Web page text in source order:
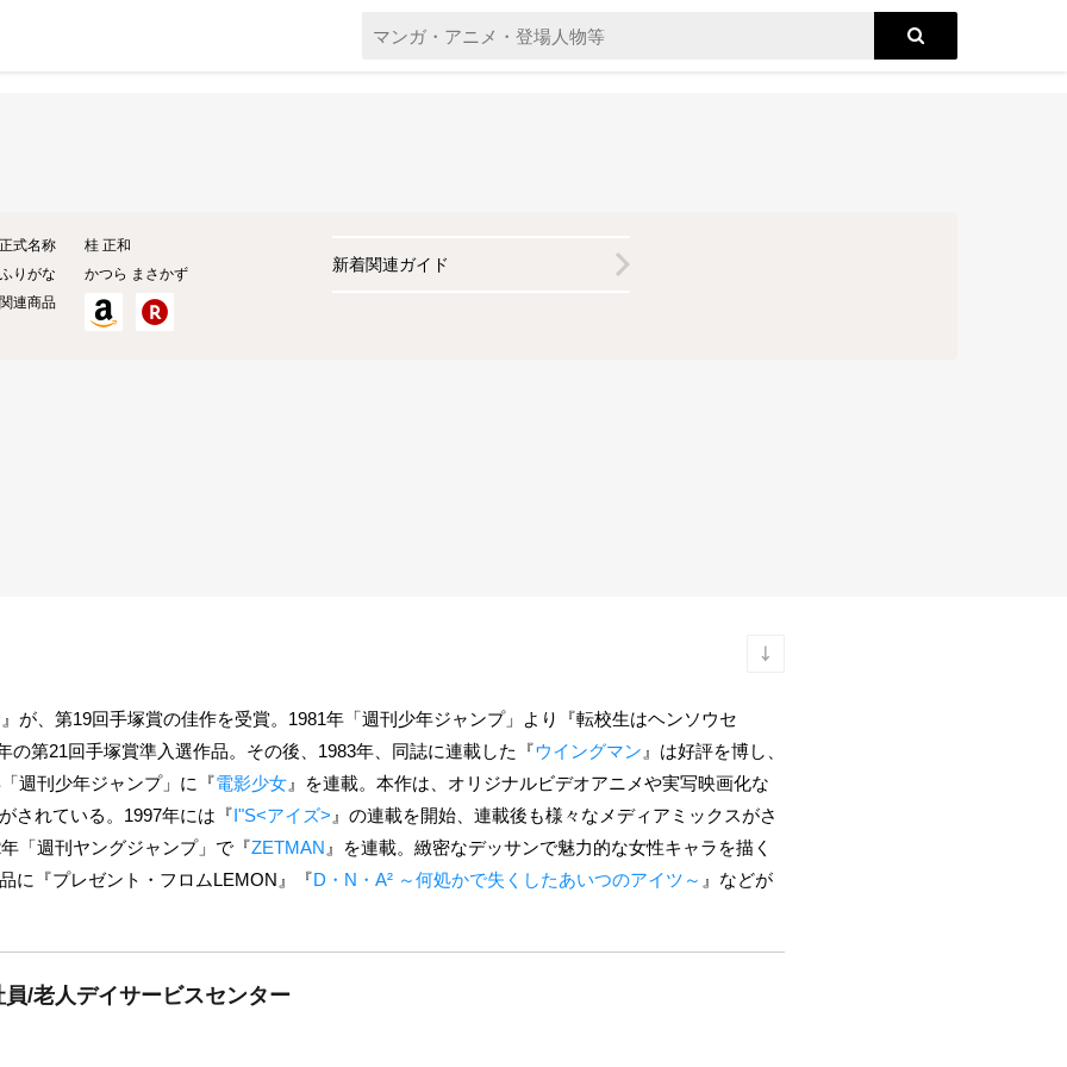
正式名称
桂 正和
ふりがな
かつら まさかず
関連商品
新着関連ガイド
が、第19回手塚賞の佳作を受賞。1981年「週刊少年ジャンプ」より『転校生はヘンソウセ
の第21回手塚賞準入選作品。その後、1983年、同誌に連載した『ウイングマン 』は好評を博し、
週刊少年ジャンプ」に『電影少女 』を連載。本作は、オリジナルビデオアニメや実写映画化な
されている。1997年には『I"S<アイズ> 』の連載を開始、連載後も様々なメディアミックスがさ
「週刊ヤングジャンプ」で『ZETMAN 』を連載。緻密なデッサンで魅力的な女性キャラを描く
に『プレゼント・フロムLEMON 』『D・N・A² ～何処かで失くしたあいつのアイツ～ 』などが
/老人デイサービスセンター